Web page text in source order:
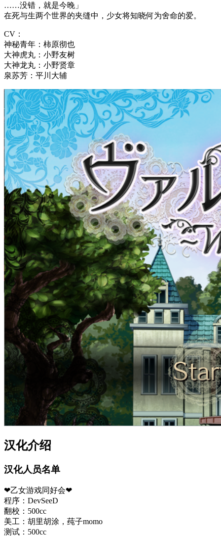
……没错，就是今晚」
在死与生两个世界的夹缝中，少女将知晓何为舍命的爱。
CV：
神秘青年：柿原彻也
大神虎丸：小野友树
大神龙丸：小野贤章
泉苏芳：平川大辅
汉化介绍
汉化人员名单
❤乙女游戏同好会❤
程序：DevSeeD
翻校：500cc
美工：胡里胡涂，莼子momo
测试：500cc